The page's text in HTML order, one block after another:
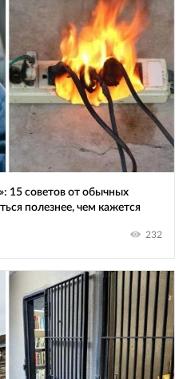
15 советов от обычных
полезнее, чем кажется
232